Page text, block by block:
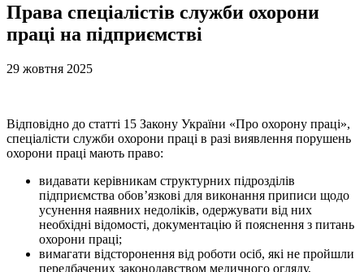
Права спеціалістів служби охорони
праці на підприємстві
29 жовтня 2025
Відповідно до статті 15 Закону України «Про охорону праці»,
спеціалісти служби охорони праці в разі виявлення порушень
охорони праці мають право:
видавати керівникам структурних підрозділів
підприємства обов’язкові для виконання приписи щодо
усунення наявних недоліків, одержувати від них
необхідні відомості, документацію й пояснення з питань
охорони праці;
вимагати відсторонення від роботи осіб, які не пройшли
передбачених законодавством медичного огляду,